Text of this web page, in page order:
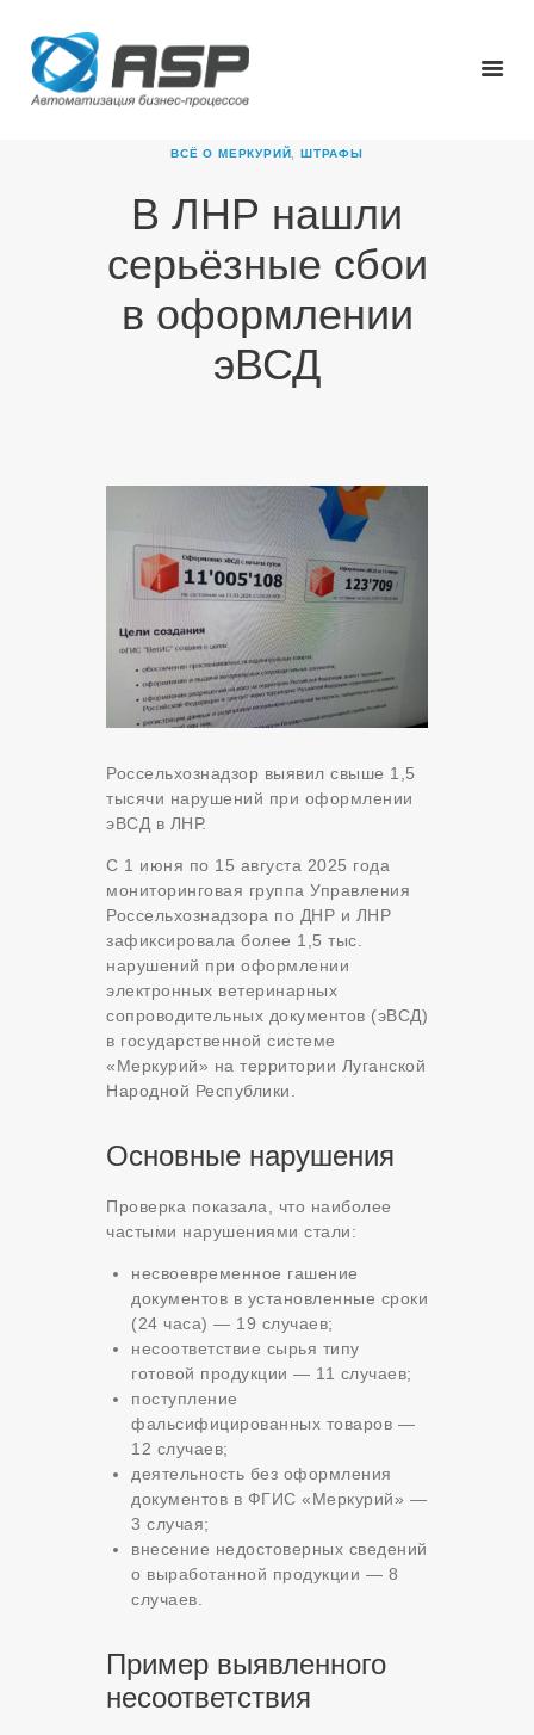
ВСЁ О МЕРКУРИЙ ШТРАФЫ
В ЛНР нашли
серьёзные сбои
в оформлении
эВСД
ГЛАВНАЯ
О КОМПАНИИ
ПРОДУКТЫ
НОВОСТИ
Россельхознадзор выявил свыше 1,5
тысячи нарушений при оформлении
эВСД в ЛНР.
С 1 июня по 15 августа 2025 года
мониторинговая группа Управления
Россельхознадзора по ДНР и ЛНР
зафиксировала более 1,5 тыс.
нарушений при оформлении
электронных ветеринарных
сопроводительных документов (эВСД)
в государственной системе
«Меркурий» на территории Луганской
Народной Республики.
Основные нарушения
Проверка показала, что наиболее
частыми нарушениями стали:
несвоевременное гашение
документов в установленные сроки
(24 часа) — 19 случаев;
несоответствие сырья типу
готовой продукции — 11 случаев;
поступление
фальсифицированных товаров —
12 случаев;
деятельность без оформления
документов в ФГИС «Меркурий» —
3 случая;
внесение недостоверных сведений
о выработанной продукции — 8
случаев.
Пример выявленного
несоответствия